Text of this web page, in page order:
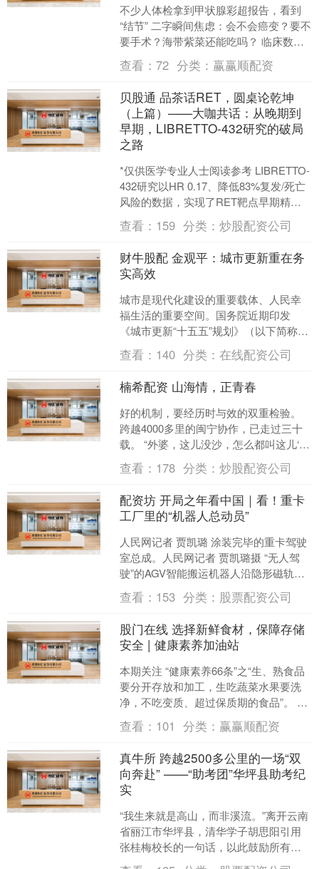
不少人体检拿到甲状腺彩超报告，看到
“结节” 二字瞬间焦虑：会不会癌变？要不
要手术？海带紫菜还能吃吗？ 临床数据
显示，我国每5个人里就有1人查出甲状
腺结节，但9....
查看：72 分类： 赢赢顺配资
贝股通 品茶话RET，圆桌论乾坤
（上篇）——大咖共话：从晚期到
早期，LIBRETTO-432研究的破局
之路
*仅供医学专业人士阅读参考 LIBRETTO-
432研究以HR 0.17、降低83%复发/死亡
风险的数据，实现了RET靶点早期精准
靶向治疗的历史性跨越。 202....
查看： 159 分类：炒股配资公司
财牛股配 金观平：城市更新重在务
实高效
城市是现代化建设的重要载体、人民幸
福生活的重要空间。国务院近期印发
《城市更新“十五五”规划》（以下简称
《规划》），明确了“十五五”时期我国城
市更新工作的目标指标....
查看： 140 分类：在线配资公司
楠希配资 山海情，正青春
好的机制，要经历时与效的双重检验。
跨越4000多里的闽宁协作，已走过三十
载。 “外婆，这儿没沙，怎么都叫这儿‘金
沙滩’？” “我们去镇史馆找答案。”81岁的
原福....
查看： 178 分类：炒股配资公司
配资坊 开局之年看中国｜看！重卡
工厂里的“机器人总动员”
人民网记者 贾凯璐 涂装完毕的重卡驾驶
室总成。人民网记者 贾凯璐摄 “无人驾
驶”的AGV智能搬运机器人沿隐形磁轨精
准配送物料；重卡车架总成通过高架
EMS系统自动....
查看： 153 分类： 股票配资公司
股门在线 选择新鲜食材，保障存储
安全 | 健康素养加油站
本期关注 “健康素养66条”之“生、熟食品
要分开存放和加工，生吃蔬菜水果要洗
净，不吃变质、超过保质期的食品”。 选
择新鲜食材是保证饮食安全的关键。学
会辨别和采购....
查看： 101 分类： 赢赢顺配资
真牛所 跨越2500多公里的一场“双
向奔赴” ——“助考团”华坪县助考纪
实
“我生来就是高山，而非溪流。”离开云南
省丽江市华坪县，清华学子胡思阳引用
张桂梅校长的一句话，以此鼓励所有
2026高考生勇敢圆梦。 2026年高考前